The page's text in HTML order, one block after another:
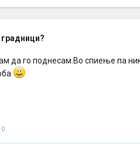
да го поднесам.Во спиење па